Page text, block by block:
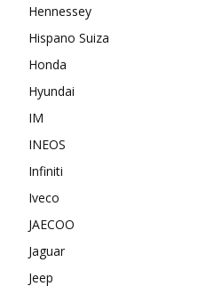
Hennessey
Hispano Suiza
Honda
Hyundai
IM
INEOS
Infiniti
Iveco
JAECOO
Jaguar
Jeep